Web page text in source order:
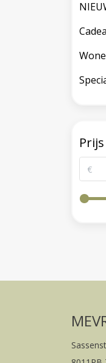
Prijs
€